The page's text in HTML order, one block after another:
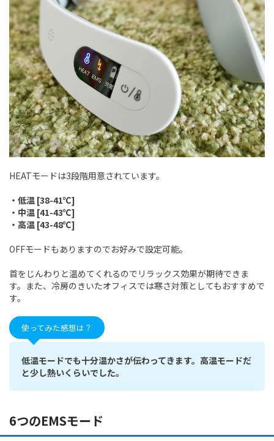
HEATモードは3段階用意されています。
・低温 [38-41℃]
・中温 [41-43℃]
・高温 [43-48℃]
OFFモードもありますのでお好みで設定可能。
首をじんわりと温めてくれるのでリラックス効果が期待できま
す。また、冷房のきいたオフィスでは寒さ対策としてもおすすめで
す。
使ってみた感想は？
低温モードでも十分温かさが伝わってきます。高温モードだ
と少し熱いくらいでした。
6つのEMSモード